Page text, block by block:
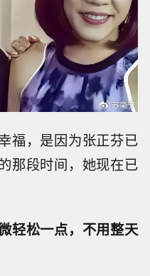
福，是因为张正芬已
那段时间，她现在已
轻松一点，不用整天